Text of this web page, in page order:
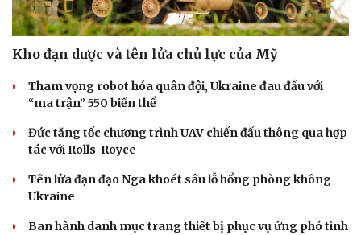
Kho đạn dược và tên lửa chủ lực của Mỹ
Tham vọng robot hóa quân đội, Ukraine đau đầu với
“ma trận” 550 biến thể
Đức tăng tốc chương trình UAV chiến đấu thông qua hợp
tác với Rolls-Royce
Tên lửa đạn đạo Nga khoét sâu lỗ hổng phòng không
Ukraine
Ban hành danh mục trang thiết bị phục vụ ứng phó tình